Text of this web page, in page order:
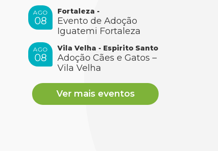
AGO
08
Fortaleza -
Evento de Adoção
Iguatemi Fortaleza
AGO
08
Vila Velha - Espirito Santo
Adoção Cães e Gatos –
Vila Velha
Ver mais eventos